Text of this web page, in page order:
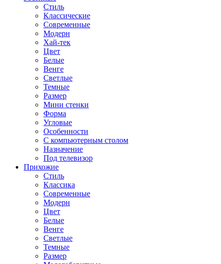
Стиль
Классические
Современные
Модерн
Хай-тек
Цвет
Белые
Венге
Светлые
Темные
Размер
Мини стенки
Форма
Угловые
Особенности
С компьютерным столом
Назначение
Под телевизор
Прихожие
Стиль
Классика
Современные
Модерн
Цвет
Белые
Венге
Светлые
Темные
Размер